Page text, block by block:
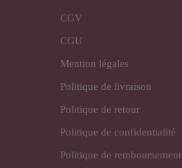
CGV
CGU
Mention légales
Politique de livraison
Politique de retour
Politique de confidentialité
Politique de remboursement